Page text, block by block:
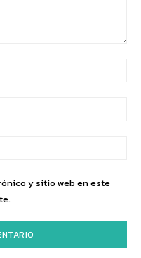
y sitio web en este